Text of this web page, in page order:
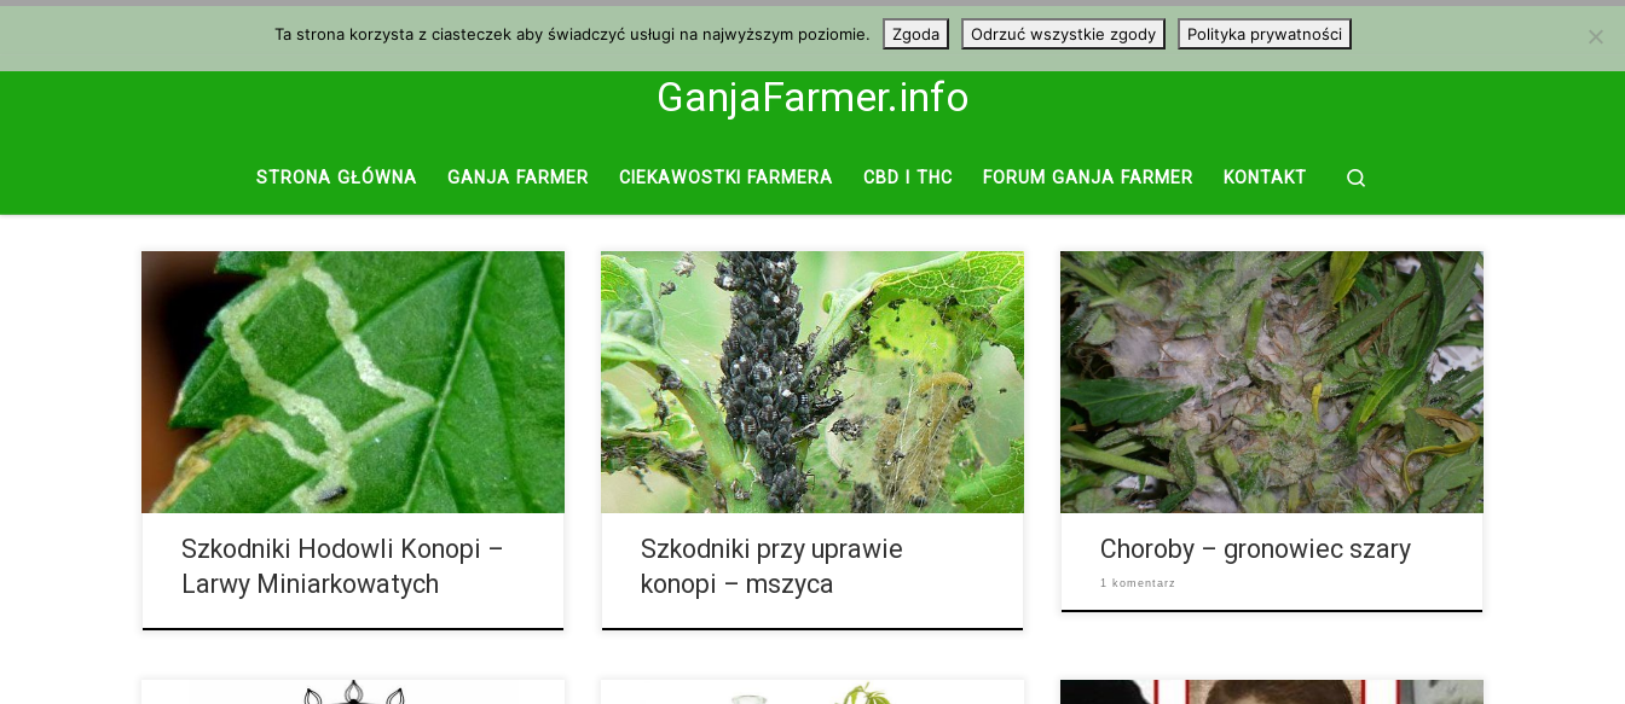
GanjaFarmer.info
STRONA GŁÓWNA GANJA FARMER CIEKAWOSTKI FARMERA CBD I THC FORUM GANJA FARMER KONTAKT
Miniarkowate jest to prawie że nieznany gatunek
muchy, jednak występuje ona na roślinach konopi. Ze
względu na to, że mało o niej wiemy, nie zawsze uda
nam się ją rozpoznać. Udało nam się dotrzeć do kilku
podręczników i znaleźć informacje na temat tego
szkodnika. SYMPTOMY: W liściach pokazują się
jasne tunele. Pod lupą można rozpoznać małą larwę
na środku liścia. […]
Szkodniki Hodowli Konopi –
Larwy Miniarkowatych
Mszycę wszyscy dobrze znamy, gdyż bardzo lubi
atakować nasze kwiatki w ogródku. SYMPTOMY: Na
spodzie liści widoczne są, w zależności od rodzaju
mszycy, czarne, pomarańczowe albo zielone
zwierzątka. Często tworzą one małe kolonie wzdłuż
żył liści. Ich owalne ciałka mają wielkość ok. 2mm.
OPIS: Mszyca należy do mniej groźnych szkodników
dla cannabisu, ponieważ ich rozprzestrzenianie i
wyrządzane szkody nie są […]
Szkodniki przy uprawie
konopi – mszyca
Gronowiec szary to rodzaj pleśni o szarym kolorze,
która atakuje całą roślinę i ją niszczy. SYMPTOMY: Z
pąków dorastających roślin jest wyczuwalny
specyficzny słodkawo zgniły zapach. Niektóre liście
przy topach można bez użycia siły usunąć, gdyż
pleśnieją one u nasady. Jeśli rozsuniemy kwiatostany
na boki, rozpoznamy pleśń. Przebiega ona wzdłuż
łodygi i rozprzestrzenia się od środka na zewnątrz.
Szary/ciemny płaszcz […]
Choroby – gronowiec szary
1 komentarz
Ta strona korzysta z ciasteczek aby świadczyć usługi na najwyższym poziomie. Zgoda Odrzuć wszystkie zgody Polityka prywatności